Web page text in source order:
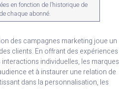
en fonction de l’historique de
chaque abonné.
des campagnes marketing joue un
clients. En offrant des expériences
individuelles, les marques
et à instaurer une relation de
dans la personnalisation, les